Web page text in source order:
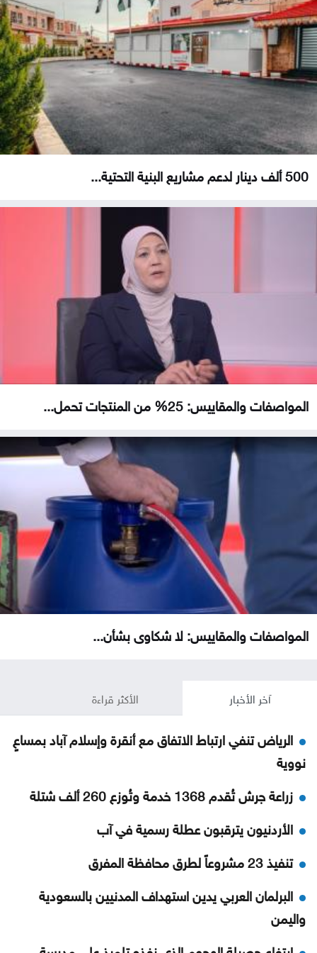
500 ألف دينار لدعم مشاريع البنية التحتية...
المواصفات والمقاييس: 25% من المنتجات تحمل...
المواصفات والمقاييس: لا شكاوى بشأن...
آخر الأخبار الأكثر قراءة
الرياض تنفي ارتباط الاتفاق مع أنقرة وإسلام آباد بمساعٍ
نووية
زراعة جرش تُقدم 1368 خدمة وتُوزع 260 ألف شتلة
الأردنيون يترقبون عطلة رسمية في آب
تنفيذ 23 مشروعاً لطرق محافظة المفرق
البرلمان العربي يدين استهداف المدنيين بالسعودية
واليمن